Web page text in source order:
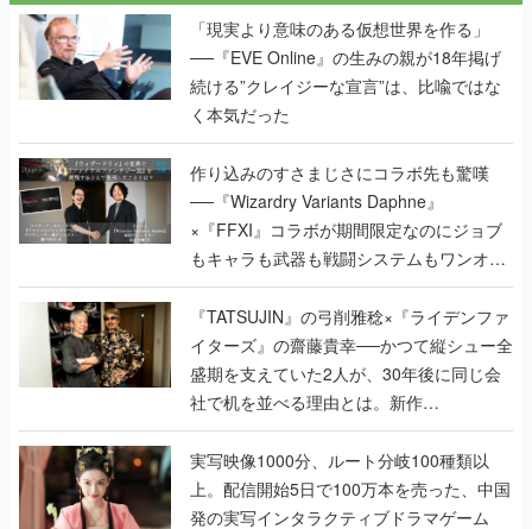
く本気だった
作り込みのすさまじさにコラボ先も驚嘆
──『Wizardry Variants Daphne』
×『FFXI』コラボが期間限定なのにジョブ
もキャラも武器も戦闘システムもワンオフ
で作り込まれた理由を両ディレクターに聞
く
『TATSUJIN』の弓削雅稔×『ライデンファ
イターズ』の齋藤貴幸──かつて縦シュー全
盛期を支えていた2人が、30年後に同じ会
社で机を並べる理由とは。新作
『TATSUJIN EXTREME』で初タッグを組
んだレジェンド2人に訊く開発秘話
実写映像1000分、ルート分岐100種類以
上。配信開始5日で100万本を売った、中国
発の実写インタラクティブドラマゲーム
『盛世天下：女帝への道II』の、規模が違
うこだわりをプロデューサーに聞いた
半年でアプリストアをオープン？ スマホア